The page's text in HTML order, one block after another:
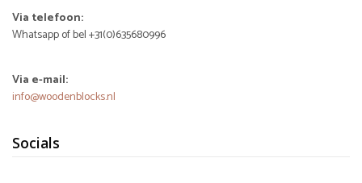
Via telefoon:
Whatsapp of bel +31(0)635680996
Via e-mail:
info@woodenblocks.nl
Socials